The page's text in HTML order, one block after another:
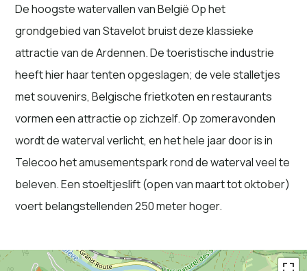
De hoogste watervallen van België Op het
grondgebied van Stavelot bruist deze klassieke
attractie van de Ardennen. De toeristische industrie
heeft hier haar tenten opgeslagen; de vele stalletjes
met souvenirs, Belgische frietkoten en restaurants
vormen een attractie op zichzelf. Op zomeravonden
wordt de waterval verlicht, en het hele jaar door is in
Telecoo het amusementspark rond de waterval veel te
beleven. Een stoeltjeslift (open van maart tot oktober)
voert belangstellenden 250 meter hoger.